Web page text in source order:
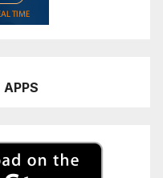
APPS